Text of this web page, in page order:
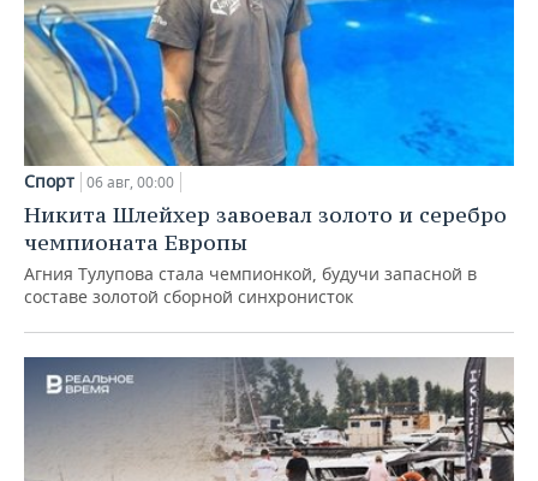
Спорт 06 авг, 00:00
Никита Шлейхер завоевал золото и серебро
чемпионата Европы
Агния Тулупова стала чемпионкой, будучи запасной в
составе золотой сборной синхронисток